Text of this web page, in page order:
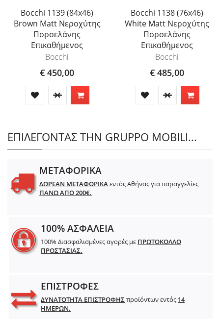
Bocchi 1139 (84x46)
Brown Matt Νεροχύτης
Πορσελάνης
Επικαθήμενος
Bocchi
€ 450,00
Bocchi 1138 (76x46)
White Matt Νεροχύτης
Πορσελάνης
Επικαθήμενος
Bocchi
€ 485,00
ΕΠΙΛΕΓΟΝΤΑΣ ΤΗΝ GRUPPO MOBILI...
ΜΕΤΑΦΟΡΙΚΑ
ΔΩΡΕΑΝ ΜΕΤΑΦΟΡΙΚΑεντός Αθήνας για παραγγελίες
ΠΑΝΩ ΑΠΟ 200€.
100% ΑΣΦΑΛΕΙΑ
100% Διασφαλισμένες αγορές με ΠΡΩΤΟΚΟΛΛΟ
ΠΡΟΣΤΑΣΙΑΣ.
ΕΠΙΣΤΡΟΦΕΣ
ΔΥΝΑΤΟΤΗΤΑ ΕΠΙΣΤΡΟΦΗΣπροϊόντων εντός 14
ΗΜΕΡΩΝ.